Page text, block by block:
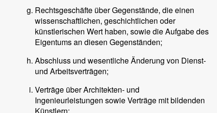
Rechtsgeschäfte über Gegenstände, die einen
wissenschaftlichen, geschichtlichen oder
künstlerischen Wert haben, sowie die Aufgabe des
Eigentums an diesen Gegenständen;
Abschluss und wesentliche Änderung von Dienst-
und Arbeitsverträgen;
Verträge über Architekten- und
Ingenieurleistungen sowie Verträge mit bildenden